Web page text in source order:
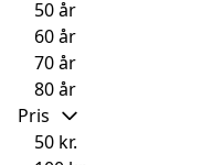
50 år
60 år
70 år
80 år
Pris
50 kr.